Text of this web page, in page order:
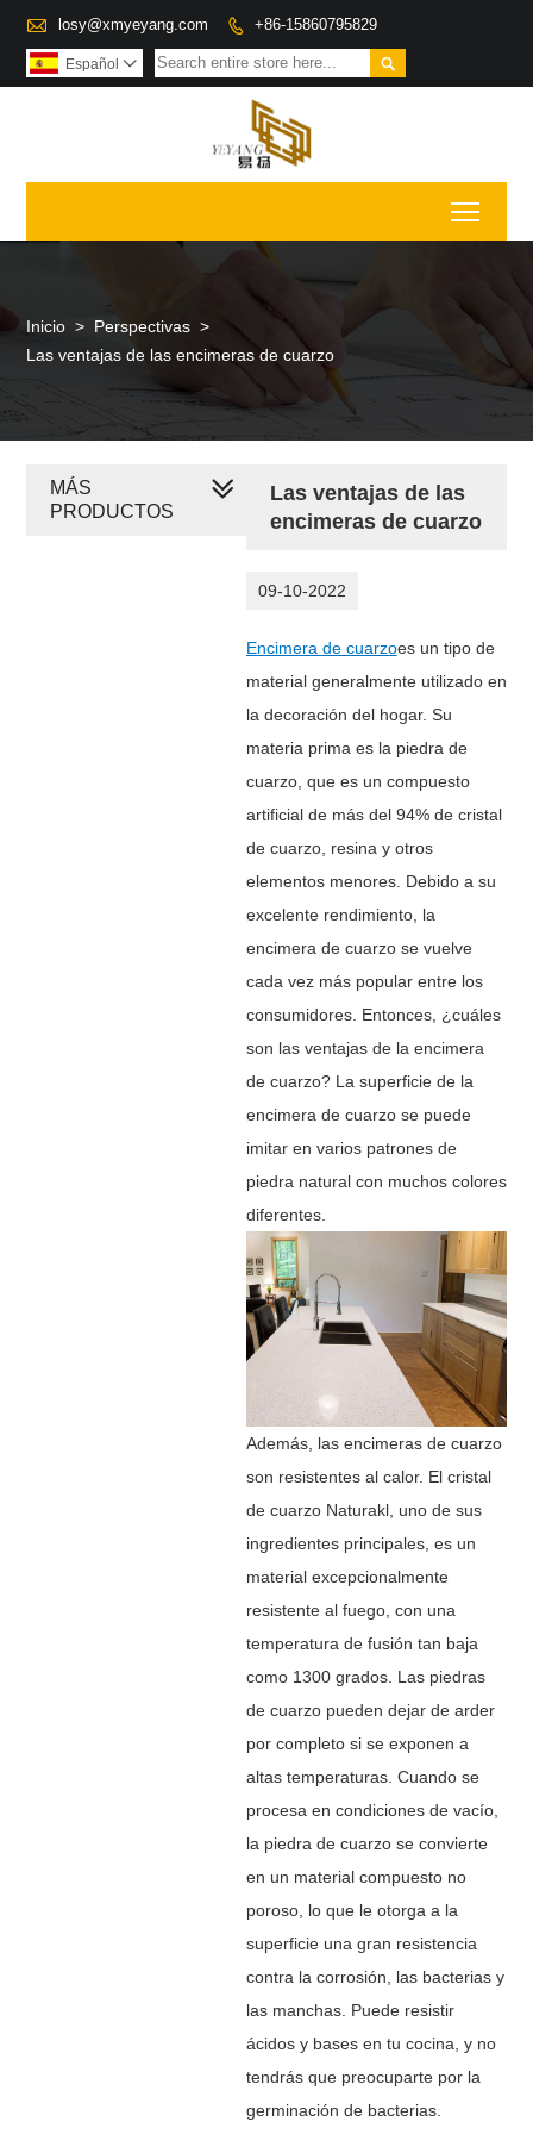
 losy@xmyeyang.com  +86-15860795829

Español 
Inicio > Perspectivas >
Las ventajas de las encimeras de cuarzo
Las ventajas de las
encimeras de cuarzo
09-10-2022
Encimera de cuarzoes un tipo de
material generalmente utilizado en
la decoración del hogar. Su
materia prima es la piedra de
cuarzo, que es un compuesto
artificial de más del 94% de cristal
de cuarzo, resina y otros
elementos menores. Debido a su
excelente rendimiento, la
encimera de cuarzo se vuelve
cada vez más popular entre los
consumidores. Entonces, ¿cuáles
son las ventajas de la encimera
de cuarzo? La superficie de la
encimera de cuarzo se puede
imitar en varios patrones de
piedra natural con muchos colores
diferentes.
Además, las encimeras de cuarzo
son resistentes al calor. El cristal
de cuarzo Naturakl, uno de sus
ingredientes principales, es un
material excepcionalmente
resistente al fuego, con una
temperatura de fusión tan baja
como 1300 grados. Las piedras
de cuarzo pueden dejar de arder
por completo si se exponen a
altas temperaturas. Cuando se
procesa en condiciones de vacío,
la piedra de cuarzo se convierte
en un material compuesto no
poroso, lo que le otorga a la
superficie una gran resistencia
contra la corrosión, las bacterias y
las manchas. Puede resistir
ácidos y bases en tu cocina, y no
tendrás que preocuparte por la
germinación de bacterias.
MÁS
PRODUCTOS